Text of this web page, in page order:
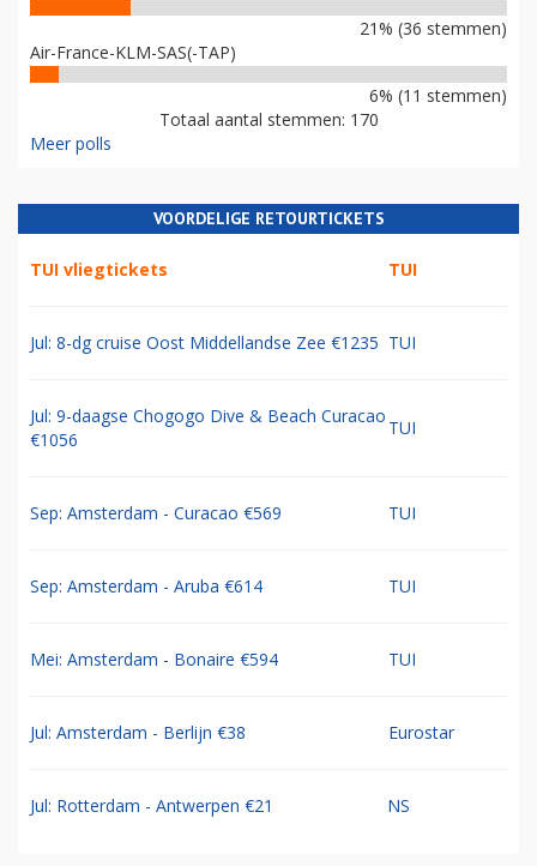
21% (36 stemmen)
Air-France-KLM-SAS(-TAP)
6% (11 stemmen)
Totaal aantal stemmen: 170
Meer polls
VOORDELIGE RETOURTICKETS
TUI vliegtickets TUI
Jul: 8-dg cruise Oost Middellandse Zee €1235 TUI
Jul: 9-daagse Chogogo Dive & Beach Curacao
€1056
TUI
Sep: Amsterdam - Curacao €569 TUI
Sep: Amsterdam - Aruba €614 TUI
Mei: Amsterdam - Bonaire €594 TUI
Jul: Amsterdam - Berlijn €38 Eurostar
Jul: Rotterdam - Antwerpen €21 NS